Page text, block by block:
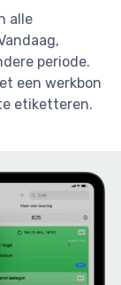
alle
periode.
een werkbon
etiketteren.